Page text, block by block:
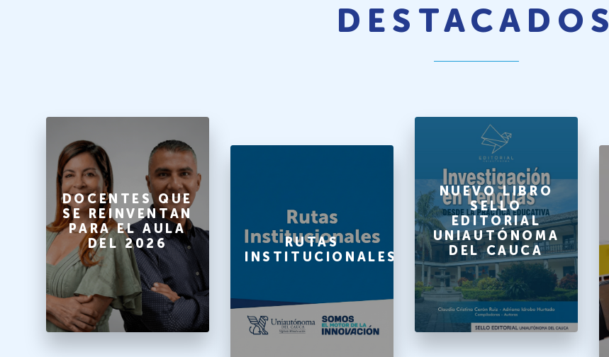
DESTACADOS
DOCENTES QUE
SE REINVENTAN
PARA EL AULA
DEL 2026
RUTAS
INSTITUCIONALES
NUEVO LIBRO
SELLO
EDITORIAL
UNIAUTÓNOMA
DEL CAUCA